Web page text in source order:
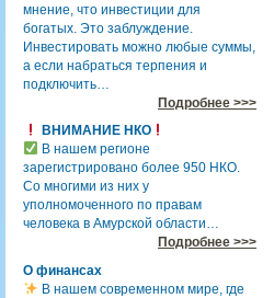
мнение, что инвестиции для
богатых. Это заблуждение.
Инвестировать можно любые суммы,
а если набраться терпения и
подключить…
Подробнее >>>
ВНИМАНИЕ НКО
В нашем регионе
зарегистрировано более 950 НКО.
Со многими из них у
уполномоченного по правам
человека в Амурской области…
Подробнее >>>
О финансах
В нашем современном мире, где